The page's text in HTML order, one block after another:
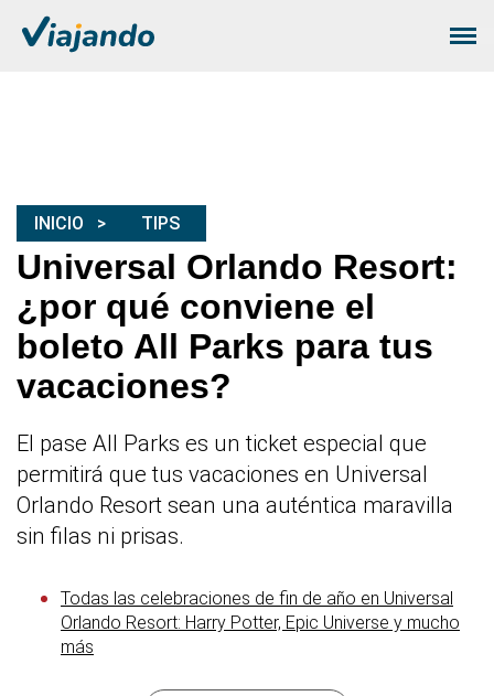
INICIO TIPS
Universal Orlando Resort:
¿por qué conviene el
boleto All Parks para tus
vacaciones?
El pase All Parks es un ticket especial que
permitirá que tus vacaciones en Universal
Orlando Resort sean una auténtica maravilla
sin filas ni prisas.
Todas las celebraciones de fin de año en Universal
Orlando Resort: Harry Potter, Epic Universe y mucho
más